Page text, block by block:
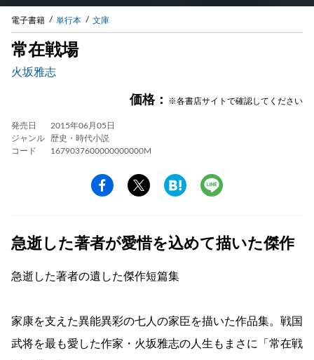
電子書籍 単行本 文庫
常在戦場
火坂雅志
価格： ※各書店サイトで確認してください
発売日
2015年06月05日
ジャンル
歴史・時代小説
コード
1679037600000000000M
急逝した著者が愛惜を込めて描いた傑作
急逝した著者の遺した傑作短篇集
家康を支えた異能異彩の七人の家臣を描いた作品集。戦国
武将を最も愛した作家・火坂雅志の人生もまさに「常在戦